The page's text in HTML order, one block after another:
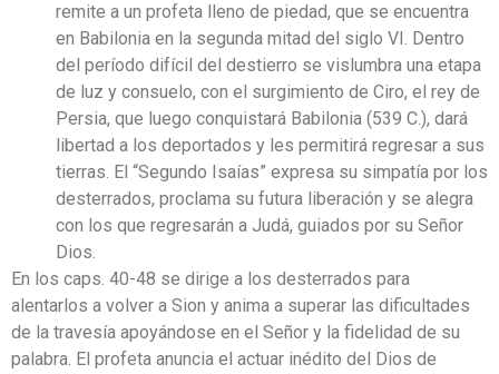
remite a un profeta lleno de piedad, que se encuentra
en Babilonia en la segunda mitad del siglo VI. Dentro
del período difícil del destierro se vislumbra una etapa
de luz y consuelo, con el surgimiento de Ciro, el rey de
Persia, que luego conquistará Babilonia (539 C.), dará
libertad a los deportados y les permitirá regresar a sus
tierras. El “Segundo Isaías” expresa su simpatía por los
desterrados, proclama su futura liberación y se alegra
con los que regresarán a Judá, guiados por su Señor
Dios.
En los caps. 40-48 se dirige a los desterrados para
alentarlos a volver a Sion y anima a superar las dificultades
de la travesía apoyándose en el Señor y la fidelidad de su
palabra. El profeta anuncia el actuar inédito del Dios de